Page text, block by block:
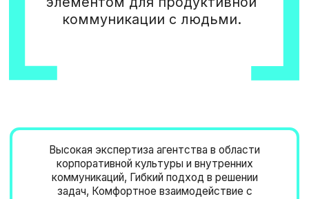
ДЛЯ АМБАССАДОРОВ
HR-БРЕНДА СЕВЕРСТАЛИ ]